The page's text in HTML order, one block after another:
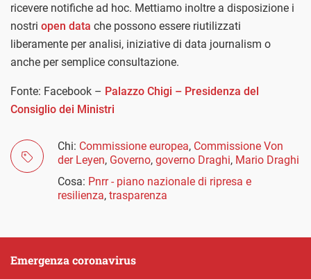
ricevere notifiche ad hoc. Mettiamo inoltre a disposizione i
nostri open data che possono essere riutilizzati
liberamente per analisi, iniziative di data journalism o
anche per semplice consultazione.
Fonte: Facebook – Palazzo Chigi – Presidenza del
Consiglio dei Ministri
Chi: Commissione europea, Commissione Von
der Leyen, Governo, governo Draghi, Mario Draghi
Cosa: Pnrr - piano nazionale di ripresa e
resilienza, trasparenza
Emergenza coronavirus